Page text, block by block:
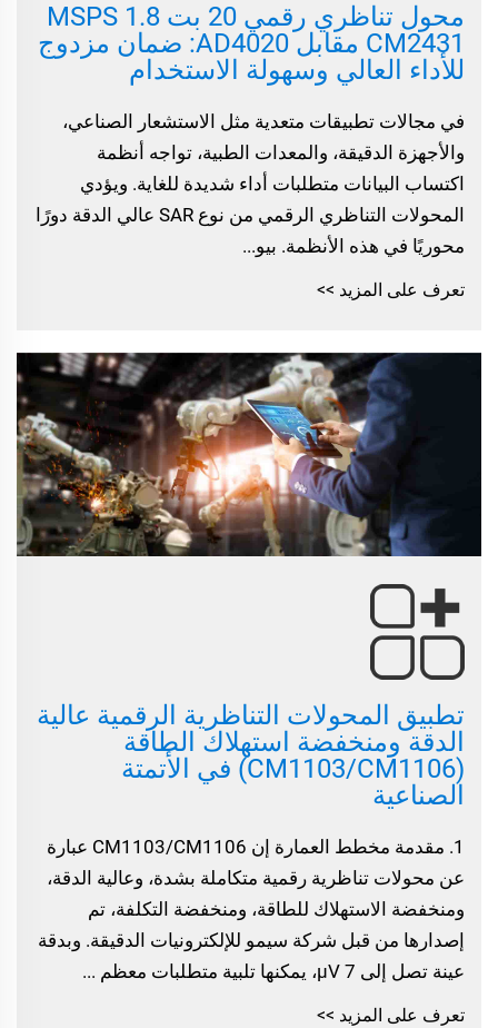
محول تناظري رقمي 20 بت 1.8 MSPS
CM2431 مقابل AD4020: ضمان مزدوج
للأداء العالي وسهولة الاستخدام
في مجالات تطبيقات متعدية مثل الاستشعار الصناعي،
والأجهزة الدقيقة، والمعدات الطبية، تواجه أنظمة
اكتساب البيانات متطلبات أداء شديدة للغاية. ويؤدي
المحولات التناظري الرقمي من نوع SAR عالي الدقة دورًا
محوريًا في هذه الأنظمة. بيو...
تعرف على المزيد >>
تطبيق المحولات التناظرية الرقمية عالية
الدقة ومنخفضة استهلاك الطاقة
(CM1103/CM1106) في الأتمتة
الصناعية
1. مقدمة مخطط العمارة إن CM1103/CM1106 عبارة
عن محولات تناظرية رقمية متكاملة بشدة، وعالية الدقة،
ومنخفضة الاستهلاك للطاقة، ومنخفضة التكلفة، تم
إصدارها من قبل شركة سيمو للإلكترونيات الدقيقة. وبدقة
عينة تصل إلى 7 µV، يمكنها تلبية متطلبات معظم ...
تعرف على المزيد >>